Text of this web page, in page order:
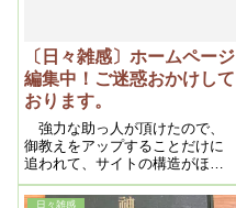
の霊は浄まるのである。
〔日々雑感〕ホームページ
編集中！ご迷惑おかけして
おります。
強力な助っ人が頂けたので、
御教えをアップすることだけに
追われて、サイトの構造がほっ
たらかしになっていたホームペ
ージをできるだけ見やすい形に
日々雑感